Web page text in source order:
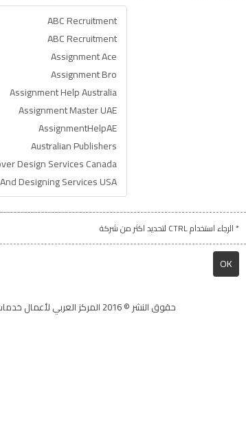
* الرجاء استخدام CTRL لتحديد اكثر من شركة
حقوق النشر © 2016 المركز العربي لأعمال خدمات التوظيف